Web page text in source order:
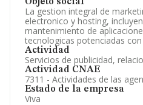
La gestion integral de
electronico y hosting,
mantenimiento de
tecnologicas potenciadas
Actividad
Servicios de publicidad,
Actividad CNAE
7311 - Actividades de las
Estado de la empresa
Viva